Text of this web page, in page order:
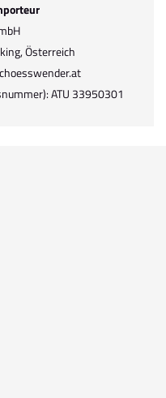
Österreich
ATU 33950301